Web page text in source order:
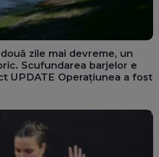
zile mai devreme, un
Scufundarea barjelor e
UPDATE Operațiunea a fost